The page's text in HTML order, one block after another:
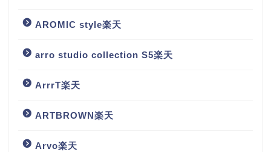
AROMIC style楽天
arro studio collection S5楽天
ArrrT楽天
ARTBROWN楽天
Arvo楽天